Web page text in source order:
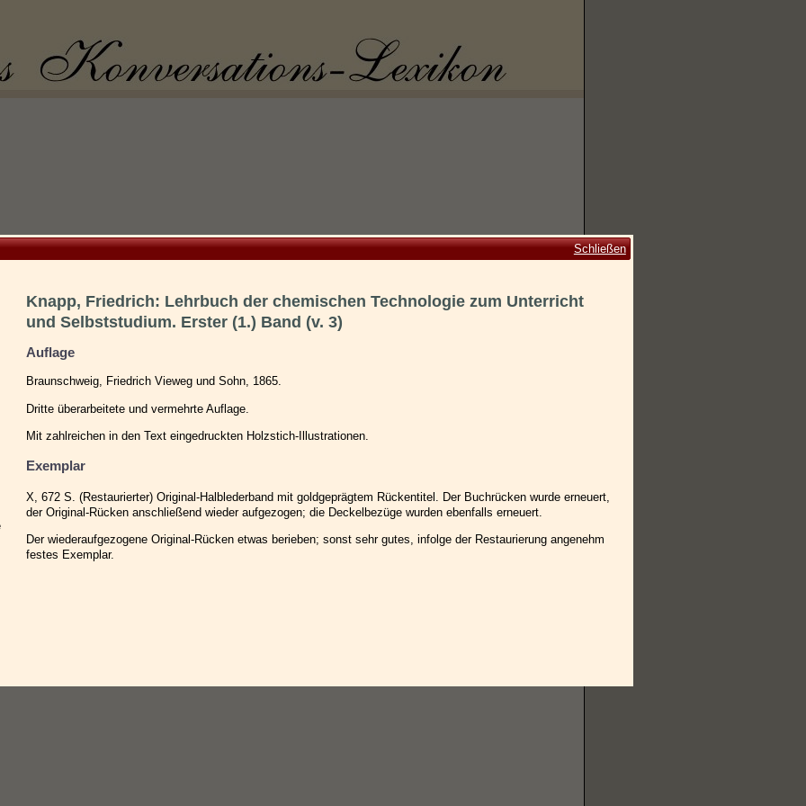
Schließen
Knapp, Friedrich: Lehrbuch der chemischen Technologie zum Unterricht
und Selbststudium. Erster (1.) Band (v. 3)
Auflage
Braunschweig, Friedrich Vieweg und Sohn, 1865.
Dritte überarbeitete und vermehrte Auflage.
Mit zahlreichen in den Text eingedruckten Holzstich-Illustrationen.
Exemplar
X, 672 S. (Restaurierter) Original-Halblederband mit goldgeprägtem Rückentitel. Der Buchrücken wurde erneuert,
der Original-Rücken anschließend wieder aufgezogen; die Deckelbezüge wurden ebenfalls erneuert.
Der wiederaufgezogene Original-Rücken etwas berieben; sonst sehr gutes, infolge der Restaurierung angenehm
festes Exemplar.